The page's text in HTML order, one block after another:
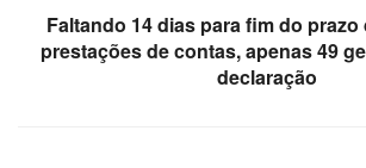
Faltando 14 dias para fim do prazo
prestações de contas, apenas 49
declaração